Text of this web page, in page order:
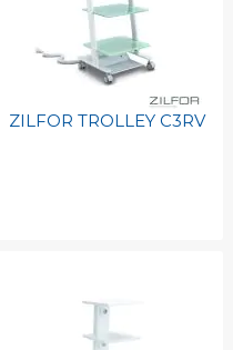
ZILFOR TROLLEY C3RV